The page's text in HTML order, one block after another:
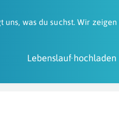
uns, was du suchst. Wir
Lebenslauf hochladen